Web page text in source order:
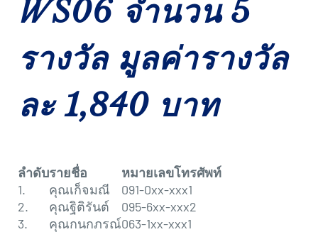
WS06 จำนวน 5
รางวัล มูลค่ารางวัล
ละ 1,840 บาท
ลำดับรายชื่อ
หมายเลขโทรศัพท์
1.
คุณเก็จมณี
091-0xx-xxx1
2.
คุณฐิติรันต์
095-6xx-xxx2
3.
คุณกนกภรณ์063-1xx-xxx1